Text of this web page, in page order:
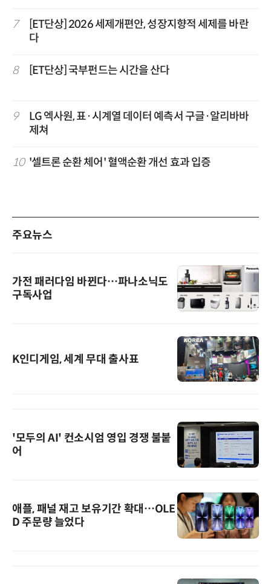
7
[ET단상] 2026 세제개편안, 성장지향적 세제를 바란
다
8 [ET단상] 국부펀드는 시간을 산다
9
LG 엑사원, 표·시계열 데이터 예측서 구글·알리바바
제쳐
10 '셀트론 순환 체어' 혈액순환 개선 효과 입증
주요뉴스
가전 패러다임 바뀐다…파나소닉도
구독사업
K인디게임, 세계 무대 출사표
'모두의 AI' 컨소시엄 영입 경쟁 불붙
어
애플, 패널 재고 보유기간 확대…OLE
D 주문량 늘었다